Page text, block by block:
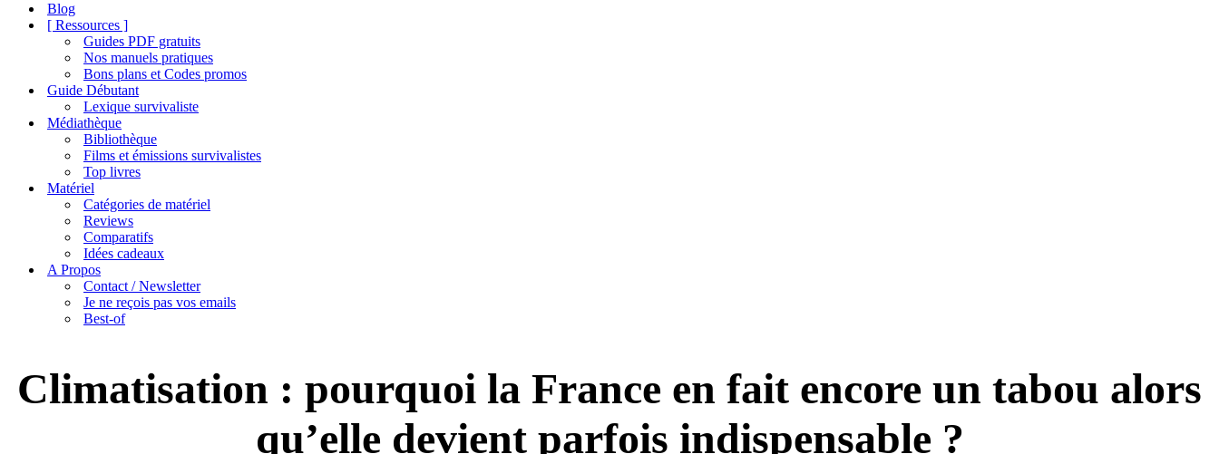
navigation
Blog
[ Ressources ]
Guides PDF gratuits
Nos manuels pratiques
Bons plans et Codes promos
Guide Débutant
Lexique survivaliste
Médiathèque
Bibliothèque
Films et émissions survivalistes
Top livres
Matériel
Catégories de matériel
Reviews
Comparatifs
Idées cadeaux
A Propos
Contact / Newsletter
Je ne reçois pas vos emails
Best-of
Climatisation : pourquoi la France en fait encore un tabou alors
qu’elle devient parfois indispensable ?